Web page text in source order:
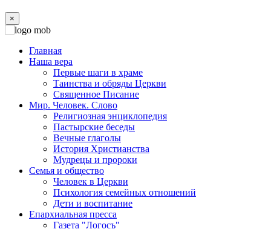
×
Главная
Наша вера
Первые шаги в храме
Таинства и обряды Церкви
Священное Писание
Мир. Человек. Слово
Религиозная энциклопедия
Пастырские беседы
Вечные глаголы
История Христианства
Мудрецы и пророки
Семья и общество
Человек в Церкви
Психология семейных отношений
Дети и воспитание
Епархиальная пресса
Газета "Логосъ"